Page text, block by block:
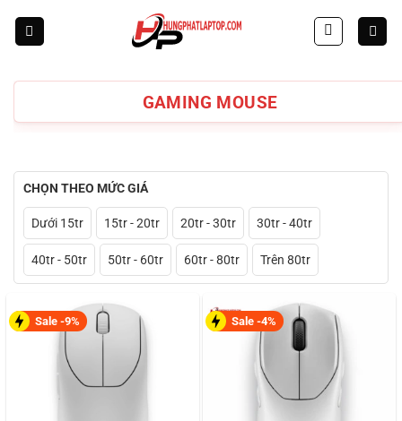
GAMING MOUSE
CHỌN THEO MỨC GIÁ
Dưới 15tr 15tr - 20tr 20tr - 30tr 30tr - 40tr
40tr - 50tr 50tr - 60tr 60tr - 80tr Trên 80tr
Sale -9% Sale -4%